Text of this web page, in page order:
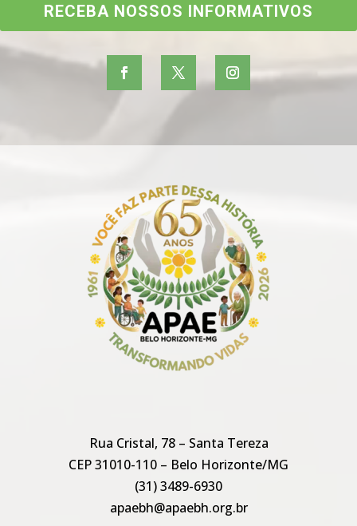
RECEBA NOSSOS INFORMATIVOS
Rua Cristal, 78 – Santa Tereza
CEP 31010-110 – Belo Horizonte/MG
(31) 3489-6930
apaebh@apaebh.org.br